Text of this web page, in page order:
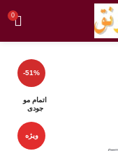
0
-51%
اتمام مو
جودی
ویژه